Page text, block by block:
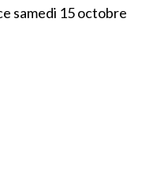
samedi 15 octobre